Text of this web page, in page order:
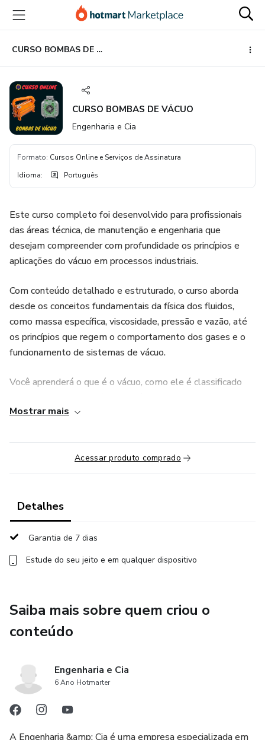
para
conteúdo
principal
para
pagamento
para
rodapé
CURSO BOMBAS DE VÁCUO
CURSO BOMBAS DE VÁCUO
Engenharia e Cia
Formato: Cursos Online e Serviços de Assinatura
Idioma: Português
Este curso completo foi desenvolvido para profissionais
das áreas técnica, de manutenção e engenharia que
desejam compreender com profundidade os princípios e
aplicações do vácuo em processos industriais.
Com conteúdo detalhado e estruturado, o curso aborda
desde os conceitos fundamentais da física dos fluidos,
como massa específica, viscosidade, pressão e vazão, até
os princípios que regem o comportamento dos gases e o
funcionamento de sistemas de vácuo.
Você aprenderá o que é o vácuo, como ele é classificado
vácuo) e por que é tão importante em diferentes setores
bombas de vácuo, como as de palhetas, diafragma, pistão,
anel líquido, Roots e ejetores, explicando seu
funcionamento, aplicações e limitações.
Além disso, são apresentados os aspectos críticos das
bombas de anel líquido, como o uso da água no processo, a
importância da vazão e temperatura do anel e os riscos de
reais de aplicações das tecnologias de vácuo em
Ideal para quem busca uma capacitação técnica sólida com
foco prático, este curso é um guia essencial para o
Mostrar mais
Acessar produto comprado
Detalhes
Garantia de 7 dias
Estude do seu jeito e em qualquer dispositivo
Saiba mais sobre quem criou o
conteúdo
Engenharia e Cia
6 Ano Hotmarter
A Engenharia &amp; Cia é uma empresa especializada em